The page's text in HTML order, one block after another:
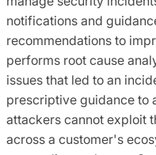
notifications and
recommendations to
performs root cause
issues that led to an
prescriptive guidance to
attackers cannot exploit
across a customer's